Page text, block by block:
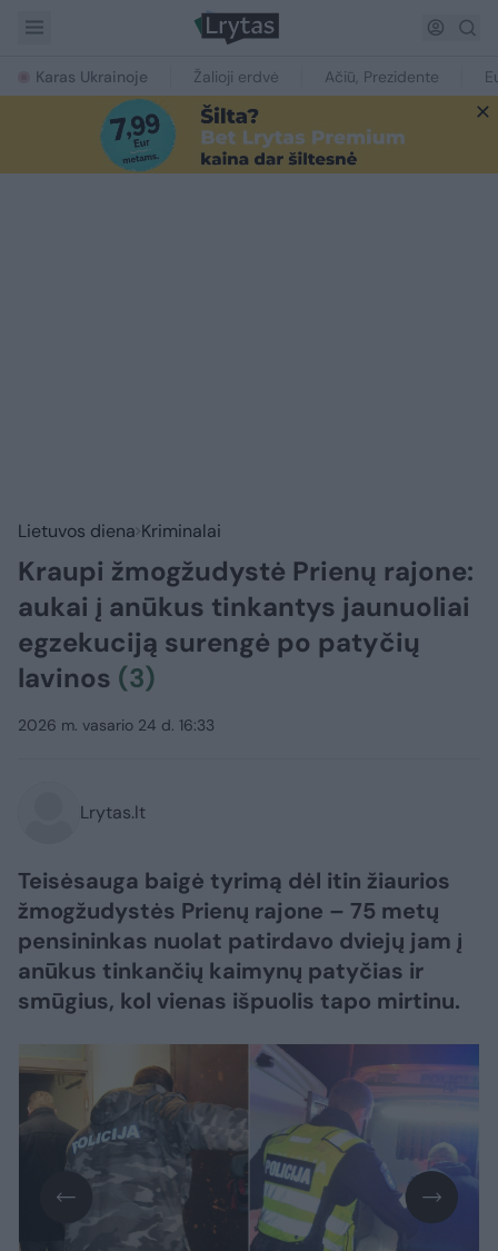
Karas Ukrainoje Žalioji erdvė Ačiū, Prezidente
Lietuvos diena Kriminalai
Kraupi žmogžudystė Prienų rajone:
aukai į anūkus tinkantys jaunuoliai
egzekuciją surengė po patyčių
lavinos (3)
2026 m. vasario 24 d. 16:33
Lrytas.lt
Teisėsauga baigė tyrimą dėl itin žiaurios
žmogžudystės Prienų rajone – 75 metų
pensininkas nuolat patirdavo dviejų jam į
anūkus tinkančių kaimynų patyčias ir
smūgius, kol vienas išpuolis tapo mirtinu.